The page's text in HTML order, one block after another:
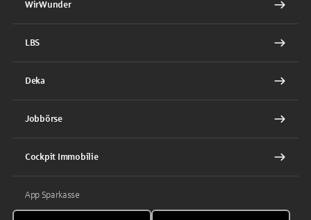
WirWunder
LBS
Deka
Jobbörse
Cockpit Immobilie
App Sparkasse